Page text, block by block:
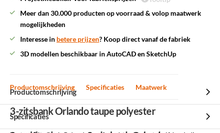
Meer dan 30.000 producten op voorraad & volop maatwerk
mogelijkheden
Interesse in betere prijzen? Koop direct vanaf de fabriek
3D modellen beschikbaar in AutoCAD en SketchUp
Productomschrijving Specificaties Maatwerk
Productomschrijving
3-zitsbank Orlando taupe polyester
Specificaties